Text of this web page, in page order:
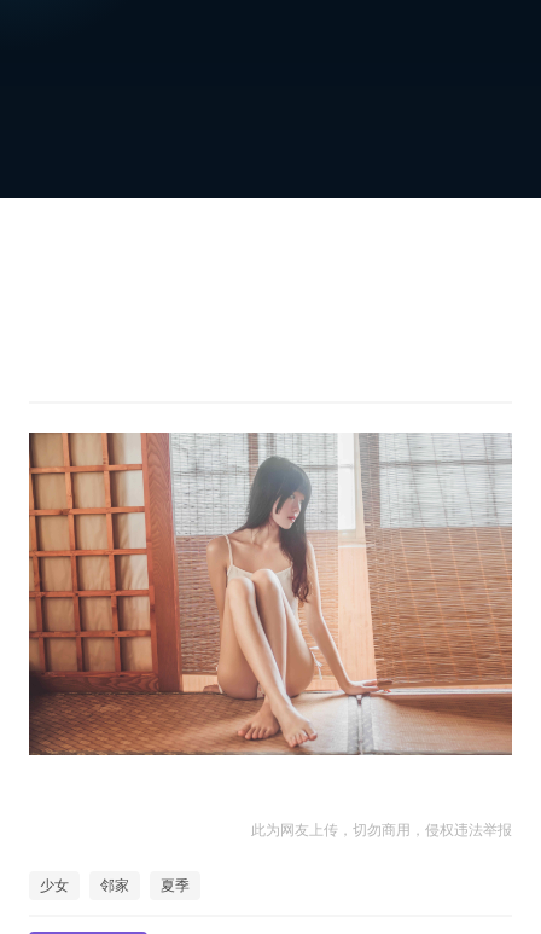
此为网友上传，切勿商用，侵权违法举报
少女 邻家 夏季